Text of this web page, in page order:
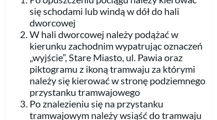
się schodami lub windą w dół do hali
dworcowej
W hali dworcowej należy podążać w
kierunku zachodnim wypatrując oznaczeń
„wyjście”, Stare Miasto, ul. Pawia oraz
piktogramu z ikoną tramwaju za którymi
należy się kierować w stronę podziemnego
przystanku tramwajowego
Po znalezieniu się na przystanku
tramwajowym należy wsiąść do tramwaju